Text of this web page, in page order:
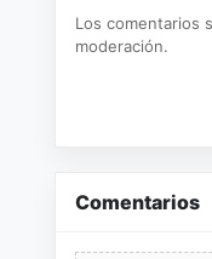
Los comentarios
moderación.
Comentarios